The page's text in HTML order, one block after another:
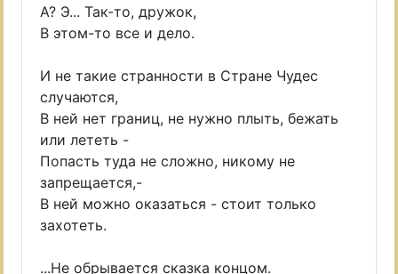
А? Э... Так-то, дружок,
В этом-то все и дело.
И не такие странности в Стране Чудес
случаются,
В ней нет границ, не нужно плыть, бежать
или лететь -
Попасть туда не сложно, никому не
запрещается,-
В ней можно оказаться - стоит только
захотеть.
...Не обрывается сказка концом.